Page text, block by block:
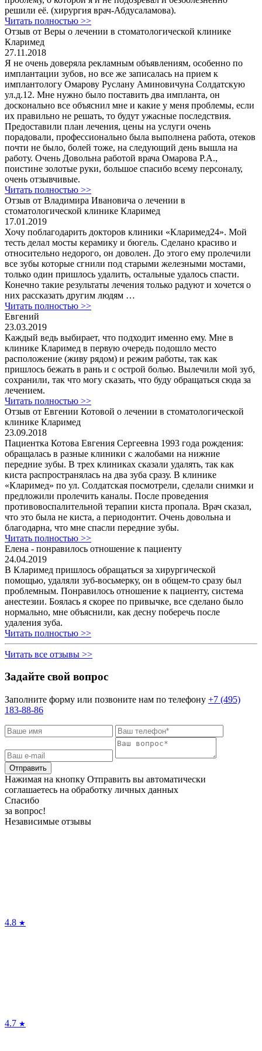
решили её. (хирургия врач-Абдусаламова).
Читать полностью >>
Отзыв от Веры о лечении в стоматологической клинике
Кларимед
27.11.2018
Я не очень доверяла рекламным объявлениям, особенно по
имплантации зубов, но все же записалась на прием к
имплантологу Омарову Руслану Аминовичуна Солдатскую
ул.д.12. Мне нужно было поставить два импланта, он
досконально все объяснил мне и какие у меня проблемы, если
их правильно не решать, то будут ужасные последствия.
Предоставили план лечения, цены на услуги очень
порадовали, профессионально была выполнена работа, отеков
почти не было, болей тоже, на следующий день вышла на
работу. Очень Довольна работой врача Омарова Р.А.,
поистине золотые руки, большое спасибо всему персоналу,
очень отзывчивые.
Читать полностью >>
Отзыв от Владимира Ивановича о лечении в
стоматологической клинике Кларимед
17.01.2019
Хочу поблагодарить докторов клиники «Кларимед24». Мой
тесть делал мосты керамику и бюгель. Сделано красиво и
относительно недорого, он доволен. До этого ему пролечили
все зубы которые сгнили под старыми железными мостами,
только один пришлось удалить, остальные удалось спасти.
Конечно такие результаты лечения только радуют и хочется о
них рассказать другим людям …
Читать полностью >>
Евгений
23.03.2019
Каждый ведь выбирает, что подходит именно ему. Мне в
клинике Кларимед в первую очередь подошло место
расположение (живу рядом) и режим работы, так как
пришлось бежать в рань и с острой болью. Вылечили мой зуб,
сохранили, так что могу сказать, что буду обращаться сюда за
лечением.
Читать полностью >>
Отзыв от Евгении Котовой о лечении в стоматологической
клинике Кларимед
23.09.2018
Пациентка Котова Евгения Сергеевна 1993 года рождения:
обращалась в разные клиники с жалобами на нижние
передние зубы. В трех клиниках сказали удалять, так как
киста распространялась на два зуба сразу. В клинике
«Кларимед» по ул. Солдатская посмотрели, сделали снимки и
предложили пролечить каналы. После проведения
противовоспалительной терапии киста пропала. Врач сказал,
что это была не киста, а периодонтит. Очень довольна и
благодарна, что мне спасли передние зубы.
Читать полностью >>
Елена - понравилось отношение к пациенту
24.04.2019
В Кларимед пришлось обращаться за хирургической
помощью, удаляли зуб-восьмерку, он в общем-то сразу был
проблемным. Понравилось отношение к пациенту, система
анестезии. Боялась я скорее по привычке, все сделано было
нормально, мне объяснили, как десну поберечь после
удаления зуба.
Читать полностью >>
Читать все отзывы >>
Задайте свой вопрос
Заполните форму или позвоните нам по телефону +7 (495)
183-88-86
Отправить
Нажимая на кнопку Отправить вы автоматически
соглашаетесь на обработку личных данных
Спасибо
за вопрос!
Независимые отзывы
4.8 ★
4.7 ★